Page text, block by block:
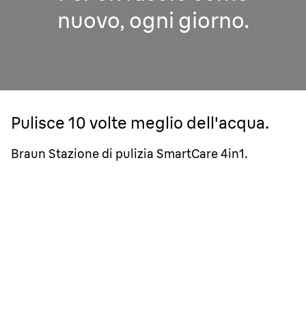
nuovo, ogni giorno.
Pulisce 10 volte meglio dell'acqua.
Braun Stazione di pulizia SmartCare 4in1.